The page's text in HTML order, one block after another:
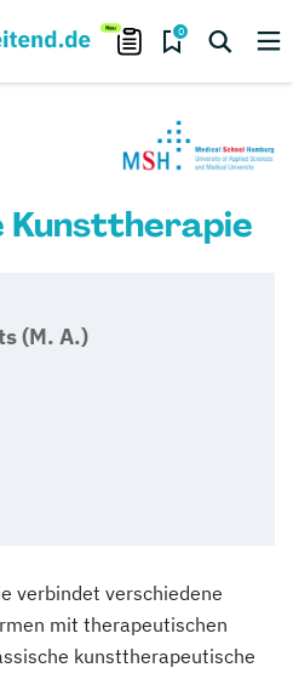
0
Kunsttherapie
(M. A.)
verbindet verschiedene
mit therapeutischen
kunsttherapeutische